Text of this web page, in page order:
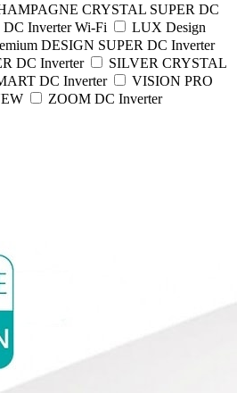
CRYSTAL SUPER DC
Inverter Wi-Fi
LUX Design
DESIGN SUPER DC Inverter
DC Inverter
SILVER CRYSTAL
DC Inverter
VISION PRO
ZOOM DC Inverter